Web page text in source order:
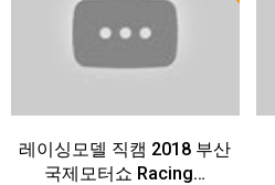
레이싱모델 직캠 2018 부산
국제모터쇼 Racing…